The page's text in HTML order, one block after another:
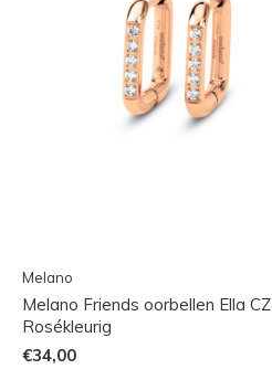
Melano
Melano Friends oorbellen Ella CZ
Rosékleurig
€34,00